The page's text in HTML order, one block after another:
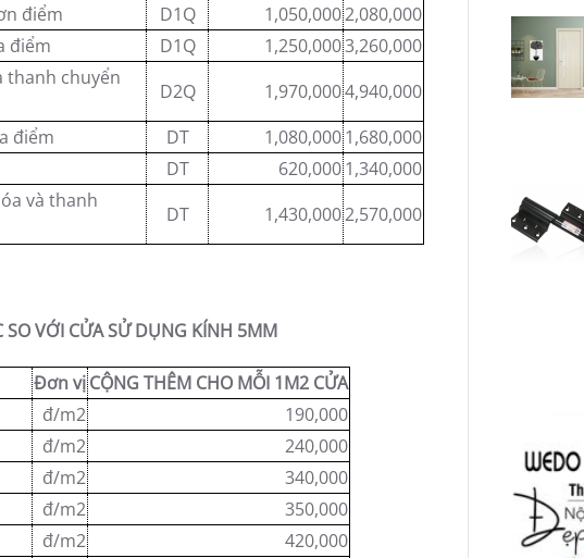
điểm D1Q 1,050,0002,080,000
điểm D1Q 1,250,0003,260,000
thanh chuyển
D2Q 1,970,0004,940,000
điểm DT 1,080,0001,680,000
DT 620,0001,340,000
và thanh
DT 1,430,0002,570,000
VỚI CỬA SỬ DỤNG KÍNH 5MM
Đơn vịCỘNG THÊM CHO MỖI 1M2 CỬA
đ/m2
190,000
đ/m2
240,000
đ/m2
340,000
đ/m2
350,000
đ/m2
420,000